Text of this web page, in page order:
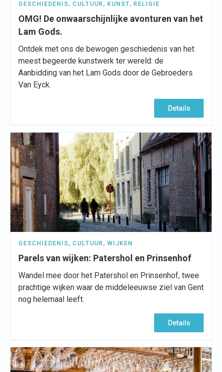
GESCHIEDENIS, CULTUUR , KUNST, RELIGIE
OMG! De onwaarschijnlijke avonturen van het
Lam Gods.
Ontdek met ons de bewogen geschiedenis van het
meest begeerde kunstwerk ter wereld: de
Aanbidding van het Lam Gods door de Gebroeders
Van Eyck.
Details
GESCHIEDENIS, CULTUUR , WIJKEN
Parels van wijken: Patershol en Prinsenhof
Wandel mee door het Patershol en Prinsenhof, twee
prachtige wijken waar de middeleeuwse ziel van Gent
nog helemaal leeft.
Details